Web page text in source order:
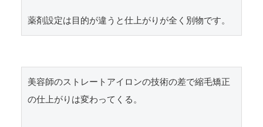
美容師のストレートアイロンの技術の差で縮毛矯正
の仕上がりは変わってくる。